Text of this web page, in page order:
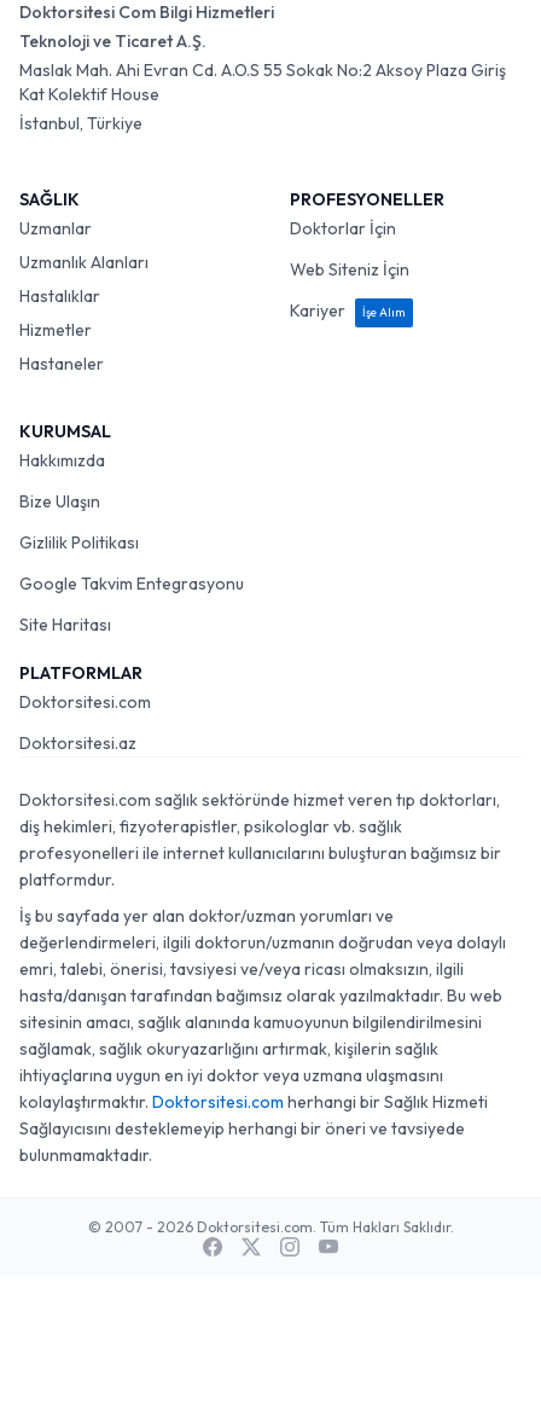
Doktorsitesi Com Bilgi Hizmetleri
Teknoloji ve Ticaret A.Ş.
Maslak Mah. Ahi Evran Cd. A.O.S 55 Sokak No:2 Aksoy Plaza Giriş
Kat Kolektif House
İstanbul, Türkiye
SAĞLIK
Uzmanlar
Uzmanlık Alanları
Hastalıklar
Hizmetler
Hastaneler
PROFESYONELLER
Doktorlar İçin
Web Siteniz İçin
Kariyer
İşe Alım
KURUMSAL
Hakkımızda
Bize Ulaşın
Gizlilik Politikası
Google Takvim Entegrasyonu
Site Haritası
PLATFORMLAR
Doktorsitesi.com
Doktorsitesi.az
Doktorsitesi.com sağlık sektöründe hizmet veren tıp doktorları,
diş hekimleri, fizyoterapistler, psikologlar vb. sağlık
profesyonelleri ile internet kullanıcılarını buluşturan bağımsız bir
platformdur.
İş bu sayfada yer alan doktor/uzman yorumları ve
değerlendirmeleri, ilgili doktorun/uzmanın doğrudan veya dolaylı
emri, talebi, önerisi, tavsiyesi ve/veya ricası olmaksızın, ilgili
hasta/danışan tarafından bağımsız olarak yazılmaktadır. Bu web
sitesinin amacı, sağlık alanında kamuoyunun bilgilendirilmesini
sağlamak, sağlık okuryazarlığını artırmak, kişilerin sağlık
ihtiyaçlarına uygun en iyi doktor veya uzmana ulaşmasını
kolaylaştırmaktır. Doktorsitesi.com herhangi bir Sağlık Hizmeti
Sağlayıcısını desteklemeyip herhangi bir öneri ve tavsiyede
bulunmamaktadır.
© 2007 - 2026 Doktorsitesi.com. Tüm Hakları Saklıdır.